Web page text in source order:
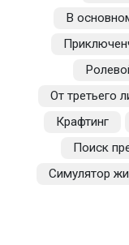
В
От третьего
Крафтинг
Поиск
Симулятор